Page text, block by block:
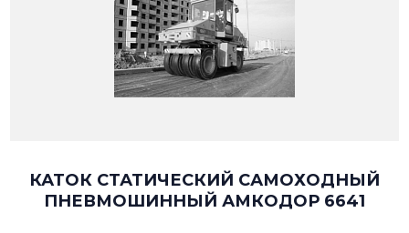
КАТОК СТАТИЧЕСКИЙ САМОХОДНЫЙ
ПНЕВМОШИННЫЙ АМКОДОР 6641